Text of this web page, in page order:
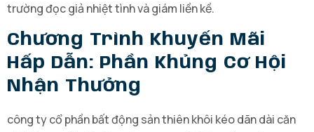
trường đọc giả nhiệt tình và giám liền kề.
Chương Trình Khuyến Mãi
Hấp Dẫn: Phần Khủng Cơ Hội
Nhận Thưởng
công ty cổ phần bất động sản thiên khôi kéo dãn dài căn